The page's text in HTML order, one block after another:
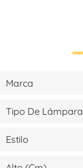
Marca
Tipo De Lámpara
Estilo